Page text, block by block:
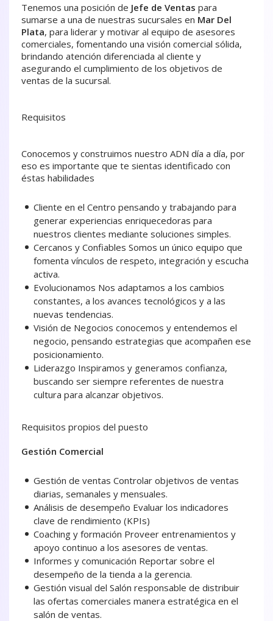
Tenemos una posición de Jefe de Ventas para
sumarse a una de nuestras sucursales en Mar Del
Plata, para liderar y motivar al equipo de asesores
comerciales, fomentando una visión comercial sólida,
brindando atención diferenciada al cliente y
asegurando el cumplimiento de los objetivos de
ventas de la sucursal.
Requisitos
Conocemos y construimos nuestro ADN día a día, por
eso es importante que te sientas identificado con
éstas habilidades
Cliente en el Centro pensando y trabajando para
generar experiencias enriquecedoras para
nuestros clientes mediante soluciones simples.
Cercanos y Confiables Somos un único equipo que
fomenta vínculos de respeto, integración y escucha
activa.
Evolucionamos Nos adaptamos a los cambios
constantes, a los avances tecnológicos y a las
nuevas tendencias.
Visión de Negocios conocemos y entendemos el
negocio, pensando estrategias que acompañen ese
posicionamiento.
Liderazgo Inspiramos y generamos confianza,
buscando ser siempre referentes de nuestra
cultura para alcanzar objetivos.
Requisitos propios del puesto
Gestión Comercial
Gestión de ventas Controlar objetivos de ventas
diarias, semanales y mensuales.
Análisis de desempeño Evaluar los indicadores
clave de rendimiento (KPIs)
Coaching y formación Proveer entrenamientos y
apoyo continuo a los asesores de ventas.
Informes y comunicación Reportar sobre el
desempeño de la tienda a la gerencia.
Gestión visual del Salón responsable de distribuir
las ofertas comerciales manera estratégica en el
salón de ventas.